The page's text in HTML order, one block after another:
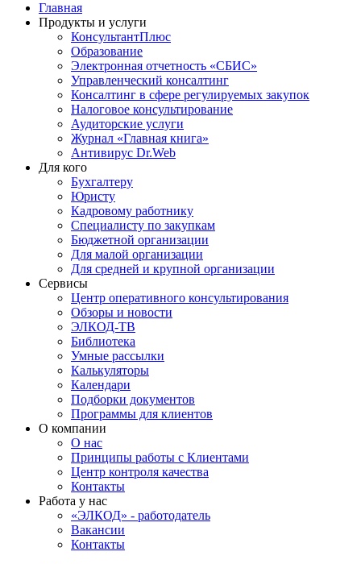
Главная
Продукты и услуги
КонсультантПлюс
Образование
Электронная отчетность «СБИС»
Управленческий консалтинг
Консалтинг в сфере регулируемых закупок
Налоговое консультирование
Аудиторские услуги
Журнал «Главная книга»
Антивирус Dr.Web
Для кого
Бухгалтеру
Юристу
Кадровому работнику
Специалисту по закупкам
Бюджетной организации
Для малой организации
Для средней и крупной организации
Сервисы
Центр оперативного консультирования
Обзоры и новости
ЭЛКОД-ТВ
Библиотека
Умные рассылки
Калькуляторы
Календари
Подборки документов
Программы для клиентов
О компании
О нас
Принципы работы с Клиентами
Центр контроля качества
Контакты
Работа у нас
«ЭЛКОД» - работодатель
Вакансии
Контакты